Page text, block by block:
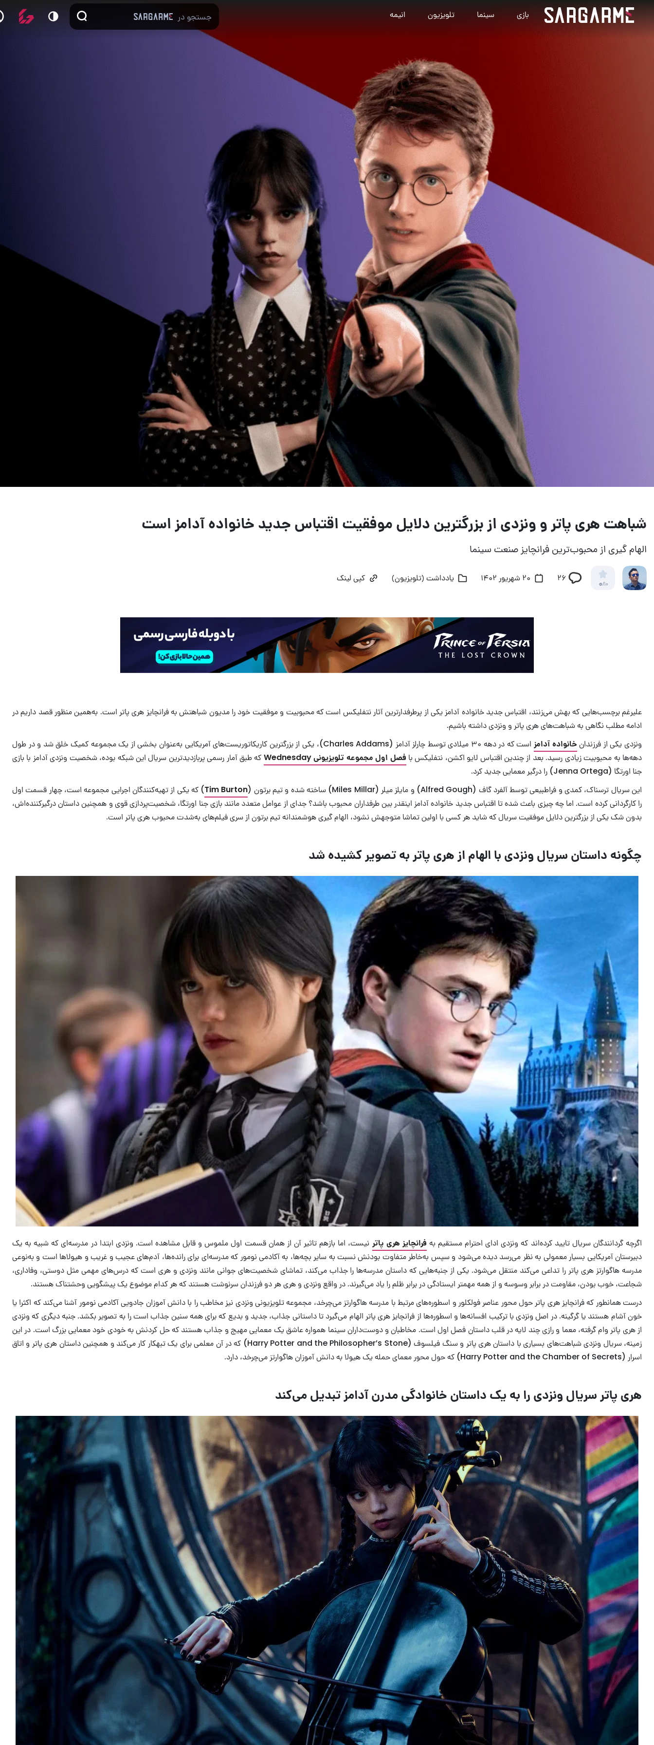
بازی سینما تلویزیون انیمه
شباهت هری پاتر و ونزدی از بزرگترین دلایل موفقیت اقتباس جدید خانواده آدامز است
الهام گیری از محبوب‌ترین فرانچایز صنعت سینما
0/10
26 20 شهریور 1402 یادداشت (تلویزیون) کپی لینک
علیرغم برچسب‌هایی که بهش می‌زنند، اقتباس جدید خانواده آدامز یکی از پرطرفدارترین آثار نتفلیکس است که محبوبیت و موفقیت خود را مدیون شباهتش به فرانچایز هری پاتر است. به‌همین منظور قصد داریم در
ادامه مطلب نگاهی به شباهت‌های هری پاتر و ونزدی داشته باشیم.
ونزدی یکی از فرزندان خانواده آدامز
است که در دهه ۳۰ میلادی توسط چارلز آدامز (Charles Addams)، یکی از بزرگترین کاریکاتوریست‌های آمریکایی به‌عنوان بخشی از یک مجموعه کمیک خلق شد و در طول
دهه‌ها به محبوبیت زیادی رسید. بعد از چندین اقتباس لایو اکشن، نتفلیکس با فصل اول مجموعه تلویزیونی Wednesday
که طبق آمار رسمی پربازدیدترین سریال این شبکه بوده، شخصیت ونزدی آدامز با بازی
جنا اورتگا (Jenna Ortega) را درگیر معمایی جدید کرد.
این سریال ترسناک، کمدی و فراطبیعی توسط آلفرد گاف (Alfred Gough) و مایلز میلر (Miles Millar) ساخته شده و تیم برتون (
Tim Burton) که یکی از تهیه‌کنندگان اجرایی مجموعه است، چهار قسمت اول
را کارگردانی کرده است. اما چه چیزی باعث شده تا اقتباس جدید خانواده آدامز اینقدر بین طرفداران محبوب باشد؟ جدای از عوامل متعدد مانند بازی جنا اورتگا، شخصیت‌پردازی‌ قوی و همچنین داستان درگیرکننده‌اش،
بدون شک یکی از بزرگترین دلایل موفقیت سریال که شاید هر کسی با اولین تماشا متوجهش نشود، الهام گیری هوشمندانه تیم برتون از سری فیلم‌های به‌شدت محبوب هری پاتر است.
چگونه داستان سریال ونزدی با الهام از هری پاتر به تصویر کشیده شد
اگرچه گردانندگان سریال تایید کرده‌اند که ونزدی ادای احترام مستقیم به فرانچایز هری پاتر نیست، اما بازهم تاثیر آن از همان قسمت اول ملموس و قابل مشاهده است. ونزدی ابتدا در مدرسه‌ای که شبیه به یک
دبیرستان آمریکایی بسیار معمولی به نظر می‌رسد دیده می‌شود و سپس به‌خاطر متفاوت بودنش نسبت به سایر بچه‌ها، به آکادمی نومور که مدرسه‌ای برای رانده‌ها، آدم‌های عجیب و غریب و هیولاها است و به‌نوعی
مدرسه هاگوارتز هری پاتر را تداعی می‌کند منتقل می‌شود. یکی از جنبه‌هایی که داستان‌ مدرسه‌ها را جذاب می‌کند، تماشای شخصیت‌های جوانی مانند ونزدی و هری است که درس‌های مهمی مثل دوستی، وفاداری،
شجاعت، خوب بودن، مقاومت در برابر وسوسه و از همه مهمتر ایستادگی در برابر ظلم را یاد می‌گیرند. در واقع ونزدی و هری هر دو فرزندان سرنوشت هستند که هر کدام موضوع یک پیشگویی وحشتناک هستند.
درست همانطور که فرانچایز هری پاتر حول محور عناصر فولکلور و اسطوره‌های مرتبط با مدرسه هاگوارتز می‌چرخد، مجموعه تلویزیونی ونزدی نیز مخاطب را با دانش آموزان جادویی آکادمی نومور آشنا می‌کند که اکثرا یا
خون آشام هستند یا گرگینه. در اصل ونزدی با ترکیب افسانه‌ها و اسطوره‌ها از فرانچایز هری پاتر الهام می‌گیرد تا داستانی جذاب، جدید و بدیع که برای همه سنین جذاب است را به تصویر بکشد. جنبه دیگری که ونزدی
از هری پاتر وام گرفته، معما و رازی چند لایه در قلب داستان فصل اول است. مخاطبان و دوست‌داران سینما همواره عاشق یک معمایی مهیج و جذاب هستند که حل کردنش به خودی خود معمایی بزرگ است. در این
زمینه، سریال ونزدی شباهت‌های بسیاری با داستان هری پاتر و سنگ فیلسوف (Harry Potter and the Philosopher’s Stone) که در آن معلمی برای یک تبهکار کار می‌کند و همچنین داستان هری پاتر و اتاق
اسرار (Harry Potter and the Chamber of Secrets) که حول محور معمای حمله یک هیولا به دانش آموزان هاگوارتز می‌چرخد، دارد.
هری پاتر سریال ونزدی را به یک داستان خانوادگی مدرن آدامز تبدیل می‌کند